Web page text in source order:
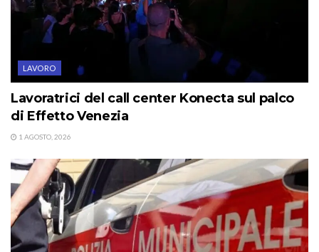
LAVORO
Lavoratrici del call center Konecta sul palco
di Effetto Venezia
1 AGOSTO, 2026